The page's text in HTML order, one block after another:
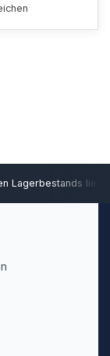
Lagerbestands